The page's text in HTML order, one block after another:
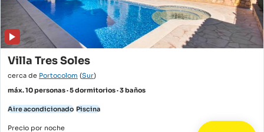
Villa Tres Soles
cerca de Portocolom (Sur)
máx. 10 personas · 5 dormitorios · 3 baños
Aire acondicionado Piscina
Precio por noche